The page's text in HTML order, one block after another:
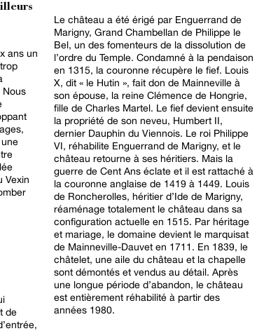
ans un
Nous
Vexin
de
Le château a été érigé par Enguerrand de
Marigny, Grand Chambellan de Philippe le
Bel, un des fomenteurs de la dissolution de
l’ordre du Temple. Condamné à la pendaison
en 1315, la couronne récupère le fief. Louis
X, dit « le Hutin », fait don de Mainneville à
son épouse, la reine Clémence de Hongrie,
fille de Charles Martel. Le fief devient ensuite
la propriété de son neveu, Humbert II,
dernier Dauphin du Viennois. Le roi Philippe
VI, réhabilite Enguerrand de Marigny, et le
château retourne à ses héritiers. Mais la
guerre de Cent Ans éclate et il est rattaché à
la couronne anglaise de 1419 à 1449. Louis
de Roncherolles, héritier d’Ide de Marigny,
réaménage totalement le château dans sa
configuration actuelle en 1515. Par héritage
et mariage, le domaine devient le marquisat
de Mainneville-Dauvet en 1711. En 1839, le
châtelet, une aile du château et la chapelle
sont démontés et vendus au détail. Après
une longue période d’abandon, le château
est entièrement réhabilité à partir des
années 1980.